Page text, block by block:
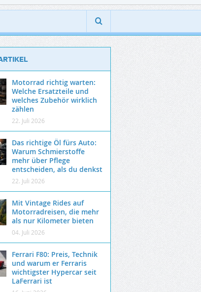
Motorrad richtig warten:
Welche Ersatzteile und
welches Zubehör wirklich
zählen
22. Juli 2026
Das richtige Öl fürs Auto:
Warum Schmierstoffe
mehr über Pflege
entscheiden, als du denkst
22. Juli 2026
Mit Vintage Rides auf
Motorradreisen, die mehr
als nur Kilometer bieten
04. Juli 2026
Ferrari F80: Preis, Technik
und warum er Ferraris
wichtigster Hypercar seit
LaFerrari ist